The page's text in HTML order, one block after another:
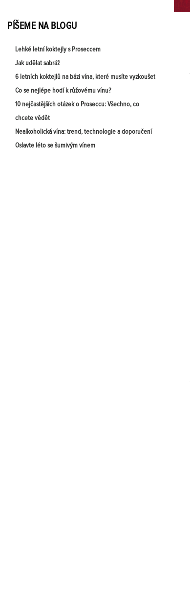
PÍŠEME NA BLOGU
Lehké letní koktejly s Proseccem
Jak udělat sabráž
6 letních koktejlů na bázi vína, které musíte vyzkoušet
Co se nejlépe hodí k růžovému vínu?
10 nejčastějších otázek o Proseccu: Všechno, co
chcete vědět
Nealkoholická vína: trend, technologie a doporučení
Oslavte léto se šumivým vínem